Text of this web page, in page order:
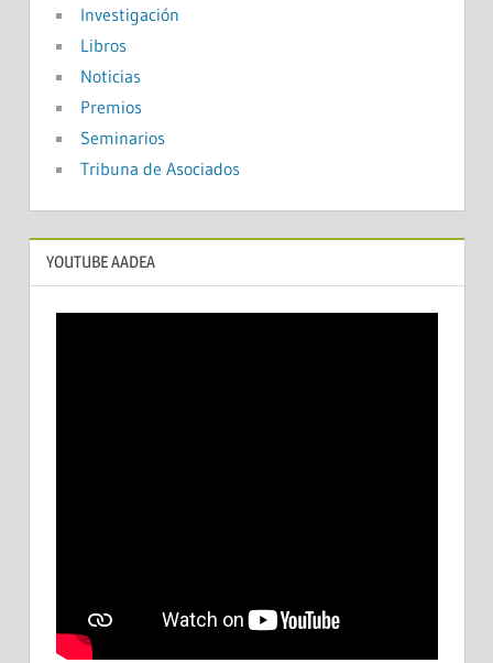
Investigación
Libros
Noticias
Premios
Seminarios
Tribuna de Asociados
YOUTUBE AADEA